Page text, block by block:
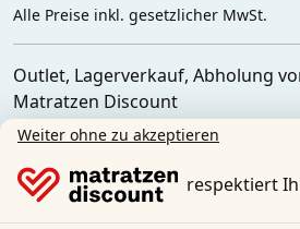
Alle Preise inkl. gesetzlicher MwSt.
Outlet, Lagerverkauf, Abholung
Matratzen Discount
Ferdinand-Porsche-Str. 4
Deutschland
Weiter ohne zu akzeptieren
respektiert